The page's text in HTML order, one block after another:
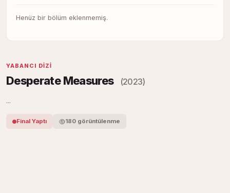
Henüz bir bölüm eklenmemiş.
YABANCI DIZI
Desperate Measures (2023)
...
Final Yaptı 180 görüntülenme